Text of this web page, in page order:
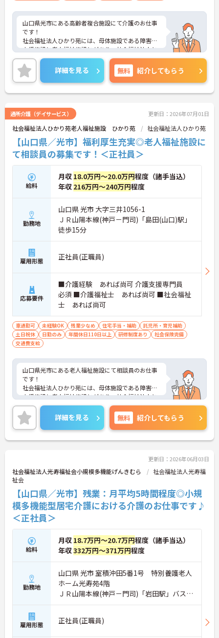
山口県光市にある高齢者複合施設にて介護のお仕事
です！
社会福祉法人ひかり苑には、母体施設である障害者
支援施設と老人福祉施設とがあり、社会福祉法人と
しての使命感を持ち、地域福祉に取り組んでいま
す。
日勤のみ、残業少なめ、土日祝お休み、年間休日12
6日とプライベートも大切に出来ます★
ご興味ある方には、面接対策ポイントなど、さらに
い。
詳細を見る 無料 紹介してもらう
通所介護（デイサービス） 更新日：2026年07月01日
社会福祉法人ひかり苑老人福祉施設 ひかり苑 社会福祉法人ひかり苑
【山口県／光市】福利厚生充実◎老人福祉施設に
て相談員の募集です！＜正社員＞
給料
月収 18.0万円～20.0万円程度（諸手当込）
年収 216万円～240万円程度
勤務地
山口県 光市 大字三井1056-1
ＪＲ山陽本線(神戸－門司)「島田(山口)駅」
徒歩15分
雇用形態 正社員(正職員)
応募要件
■介護経験 あれば尚可 介護支援専門員
必須 ■介護福祉士 あれば尚可 ■社会福祉
士 あれば尚可
車通勤可 未経験OK 残業少なめ 住宅手当・補助
託児所・育児補助
土日祝休
日勤のみ 年間休日110日以上 研修制度あり
社会保険完備
交通費支給
山口県光市にある老人福祉施設にて相談員のお仕事
です！
社会福祉法人ひかり苑には、母体施設である障害者
支援施設と老人福祉施設とがあり、社会福祉法人と
しての使命感を持ち、地域福祉に取り組んでいま
す。
福利厚生がとても充実しており、日勤のみ、土日祝
お休み、年間休日126日とプライベートも大切に出
来ます★
詳細をお話しいたしますのでお気軽にご相談くださ
い。
詳細を見る 無料 紹介してもらう
更新日：2026年06月03日
社会福祉法人光寿福祉会小規模多機能げんきむら
社会福祉法人光寿福
祉会
【山口県／光市】残業：月平均5時間程度◎小規
模多機能型居宅介護における介護のお仕事です♪
＜正社員＞
給料
月収 18.7万円～20.7万円程度（諸手当込）
年収332万円～371万円程度
勤務地
山口県 光市 室積沖田5番1号 特別養護老人
ホーム光寿苑4階
ＪＲ山陽本線(神戸－門司)「岩田駅」バス・
車14分
雇用形態 正社員(正職員)